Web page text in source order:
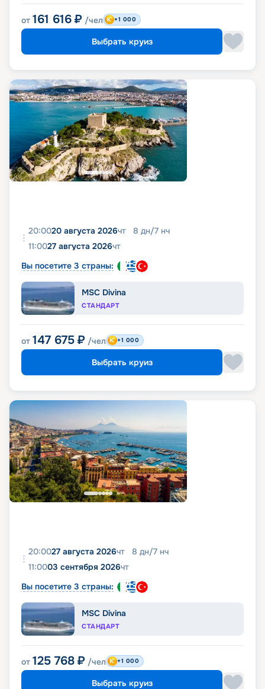
от 161 616 ₽ /чел +1 000
Выбрать круиз
20:0020 августа 2026чт 8 дн/7 нч
11:0027 августа 2026чт
Вы посетите 3 страны:
MSC Divina
СТАНДАРТ
от 147 675 ₽ /чел +1 000
Выбрать круиз
20:0027 августа 2026чт 8 дн/7 нч
11:0003 сентября 2026чт
Вы посетите 3 страны:
MSC Divina
СТАНДАРТ
от 125 768 ₽ /чел +1 000
Выбрать круиз